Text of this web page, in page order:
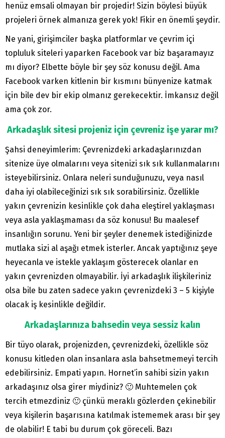
henüz emsali olmayan bir projedir! Sizin böylesi büyük
projeleri örnek almanıza gerek yok! Fikir en önemli şeydir.
Ne yani, girişimciler başka platformlar ve çevrim içi
topluluk siteleri yaparken Facebook var biz başaramayız
mı diyor? Elbette böyle bir şey söz konusu değil. Ama
Facebook varken kitlenin bir kısmını bünyenize katmak
için bile dev bir ekip olmanız gerekecektir. İmkansız değil
ama çok zor.
Arkadaşlık sitesi projeniz için çevreniz işe yarar mı?
Şahsi deneyimlerim: Çevrenizdeki arkadaşlarınızdan
sitenize üye olmalarını veya sitenizi sık sık kullanmalarını
isteyebilirsiniz. Onlara neleri sunduğunuzu, veya nasıl
daha iyi olabileceğinizi sık sık sorabilirsiniz. Özellikle
yakın çevrenizin kesinlikle çok daha eleştirel yaklaşması
veya asla yaklaşmaması da söz konusu! Bu maalesef
insanlığın sorunu. Yeni bir şeyler denemek istediğinizde
mutlaka sizi al aşağı etmek isterler. Ancak yaptığınız şeye
heyecanla ve istekle yaklaşım gösterecek olanlar en
yakın çevrenizden olmayabilir. İyi arkadaşlık ilişkileriniz
olsa bile bu zaten sadece yakın çevrenizdeki 3 – 5 kişiyle
olacak iş kesinlikle değildir.
Arkadaşlarınıza bahsedin veya sessiz kalın
Bir tüyo olarak, projenizden, çevrenizdeki, özellikle söz
konusu kitleden olan insanlara asla bahsetmemeyi tercih
edebilirsiniz. Empati yapın. Hornet’in sahibi sizin yakın
arkadaşınız olsa girer miydiniz? 🙂 Muhtemelen çok
tercih etmezdiniz 🙂 çünkü meraklı gözlerden çekinebilir
veya kişilerin başarısına katılmak istememek arası bir şey
de olabilir! E tabi bu durum çok göreceli. Bazı